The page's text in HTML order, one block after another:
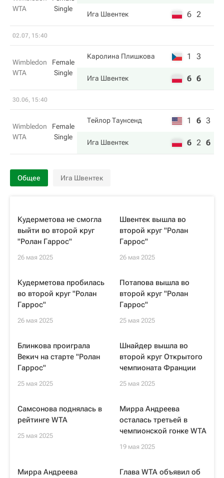
WTA
Single
Ига Швентек 6 2
02.07, 15:40
Wimbledon
WTA
Female
Single
Каролина Плишкова 1 3
Ига Швентек 6 6
30.06, 15:40
Wimbledon
WTA
Female
Single
Тейлор Таунсенд 1 6 3
Ига Швентек 6 2 6
Общее Ига Швентек
Кудерметова не смогла
выйти во второй круг
"Ролан Гаррос"
26 мая 2025
Швентек вышла во
второй круг "Ролан
Гаррос"
26 мая 2025
Кудерметова пробилась
во второй круг "Ролан
Гаррос"
26 мая 2025
Потапова вышла во
второй круг "Ролан
Гаррос"
25 мая 2025
Блинкова проиграла
Векич на старте "Ролан
Гаррос"
25 мая 2025
Шнайдер вышла во
второй круг Открытого
чемпионата Франции
25 мая 2025
Самсонова поднялась в
рейтинге WTA
25 мая 2025
Мирра Андреева
осталась третьей в
чемпионской гонке WTA
19 мая 2025
Мирра Андреева
Глава WTA объявил об